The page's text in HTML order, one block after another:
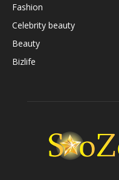
Fashion
Celebrity beauty
Beauty
Bizlife